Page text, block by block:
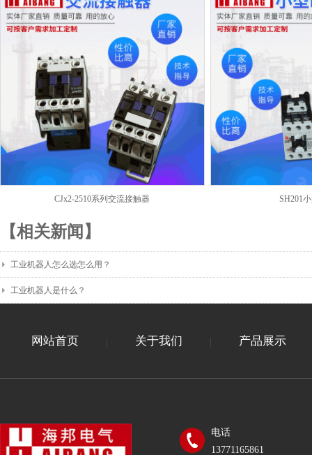
CJx2-2510系列交流接触器 SH201
【相关新闻】
工业机器人怎么选怎么用？
工业机器人是什么？
网站首页 关于我们 产品展示
电话
13771165861